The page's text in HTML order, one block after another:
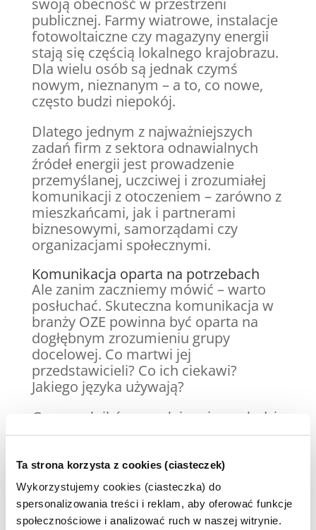
Ta strona korzysta z cookies (ciasteczek)
Wykorzystujemy cookies (ciasteczka) do
spersonalizowania treści i reklam, aby oferować funkcje
społecznościowe i analizować ruch w naszej witrynie.
swoją obecność w przestrzeni
publicznej. Farmy wiatrowe, instalacje
fotowoltaiczne czy magazyny energii
stają się częścią lokalnego krajobrazu.
Dla wielu osób są jednak czymś
nowym, nieznanym – a to, co nowe,
często budzi niepokój.
Dlatego jednym z najważniejszych
zadań firm z sektora odnawialnych
źródeł energii jest prowadzenie
przemyślanej, uczciwej i zrozumiałej
komunikacji z otoczeniem – zarówno z
mieszkańcami, jak i partnerami
biznesowymi, samorządami czy
organizacjami społecznymi.
Komunikacja oparta na potrzebach
Ale zanim zaczniemy mówić – warto
posłuchać. Skuteczna komunikacja w
branży OZE powinna być oparta na
dogłębnym zrozumieniu grupy
docelowej. Co martwi jej
przedstawicieli? Co ich ciekawi?
Jakiego języka używają?
Grupa rolników z małej gminy, młodzi
mieszkańcy dużych miast czy
grup będzie potrzebowała innych
treści, tonu komunikacji i kanałów
dotarcia. U podstaw skutecznej
strategii komunikacyjnej powinna więc